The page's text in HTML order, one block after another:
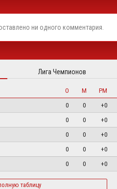
ни одного комментария.
Лига Чемпионов
О М
РМ
0 0
+0
0 0
+0
0 0
+0
0 0
+0
0 0 +0
таблицу